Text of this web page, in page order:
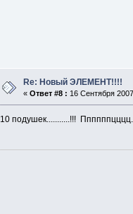
Re: Новый ЭЛЕМЕНТ!!!!
« Ответ #8 : 16 Сентября
10 подушек...........!!!